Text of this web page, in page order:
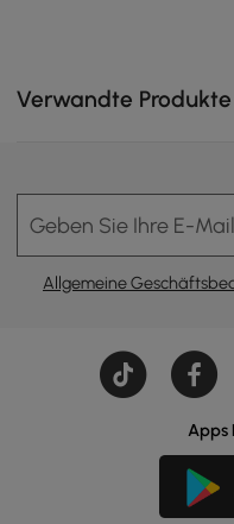
Verwandte Produkte
Geben Sie Ihre E-
Allgemeine
Apps